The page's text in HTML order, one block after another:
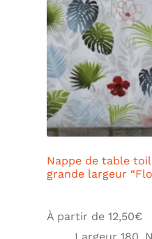
Nappe de table
grande largeur
À partir de 12,50€